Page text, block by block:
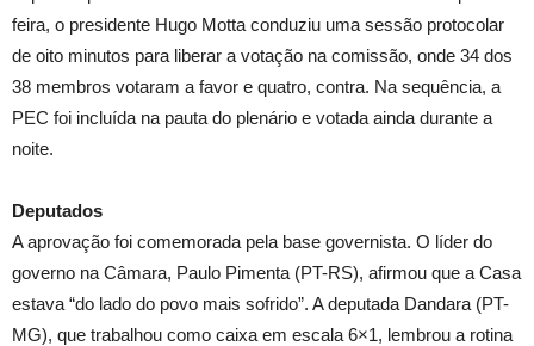
feira, o presidente Hugo Motta conduziu uma sessão protocolar
de oito minutos para liberar a votação na comissão, onde 34 dos
38 membros votaram a favor e quatro, contra. Na sequência, a
PEC foi incluída na pauta do plenário e votada ainda durante a
noite.
Deputados
A aprovação foi comemorada pela base governista. O líder do
governo na Câmara, Paulo Pimenta (PT-RS), afirmou que a Casa
estava “do lado do povo mais sofrido”. A deputada Dandara (PT-
MG), que trabalhou como caixa em escala 6×1, lembrou a rotina